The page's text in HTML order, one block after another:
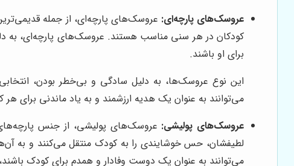
عروسک‌های پارچه‌ای: عروسک‌های پارچه‌ای، از جمله
کودکان در هر سنی مناسب هستند. عروسک‌های پارچه‌ای، به
برای او باشند.
این نوع عروسک‌ها، به دلیل سادگی و بی‌خطر بودن،
می‌توانند به عنوان یک هدیه ارزشمند و به یاد ماندنی
عروسک‌های پولیشی: عروسک‌های پولیشی، از جنس
لطیفشان، حس خوشایندی را به کودک منتقل می‌کنند و به
می‌توانند به عنوان یک دوست وفادار و همدم برای کودک